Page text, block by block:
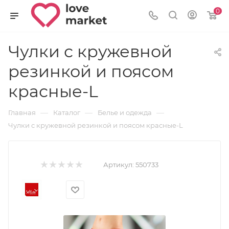
0
Чулки с кружевной
резинкой и поясом
красные-L
Главная — Каталог — Белье и одежда —
Чулки с кружевной резинкой и поясом красные-L
Артикул: 550733